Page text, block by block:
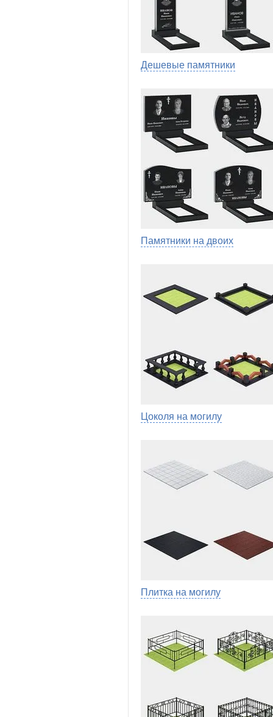
Дешевые памятники
Памятники на двоих
Цоколя на могилу
Плитка на могилу